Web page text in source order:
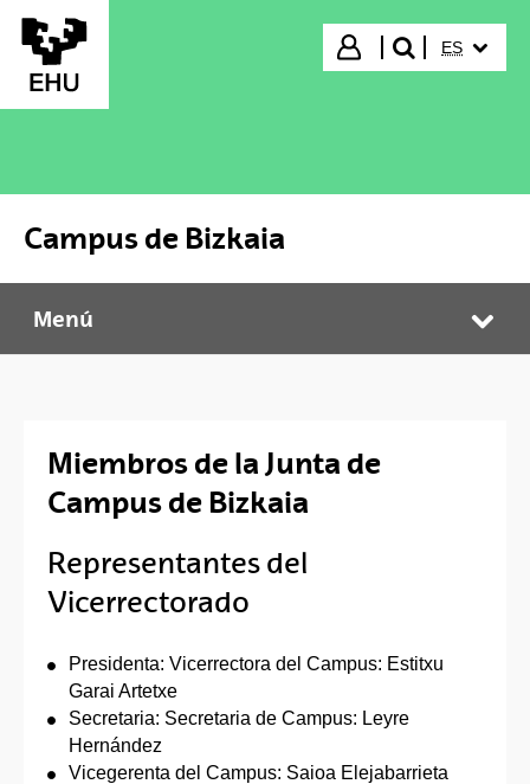
Saltar al contenido principal
Iniciar sesión
buscar"
ES
Campus de Bizkaia
Campus de Bizkaia
Menú
Miembros de la Junta de
Campus de Bizkaia
Representantes del
Vicerrectorado
Presidenta: Vicerrectora del Campus: Estitxu
Garai Artetxe
Secretaria: Secretaria de Campus: Leyre
Hernández
Vicegerenta del Campus: Saioa Elejabarrieta